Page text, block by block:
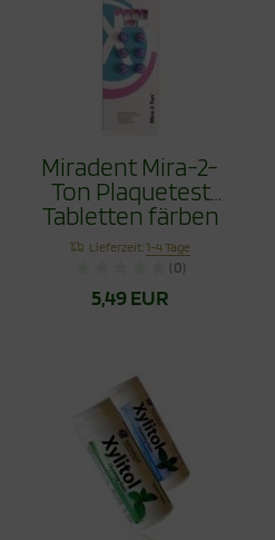
Miradent Mira-2-
Ton Plaquetest
Tabletten färben
Zahnbelege, 6
Stück
Lieferzeit:1-4 Tage
(0)
5,49 EUR